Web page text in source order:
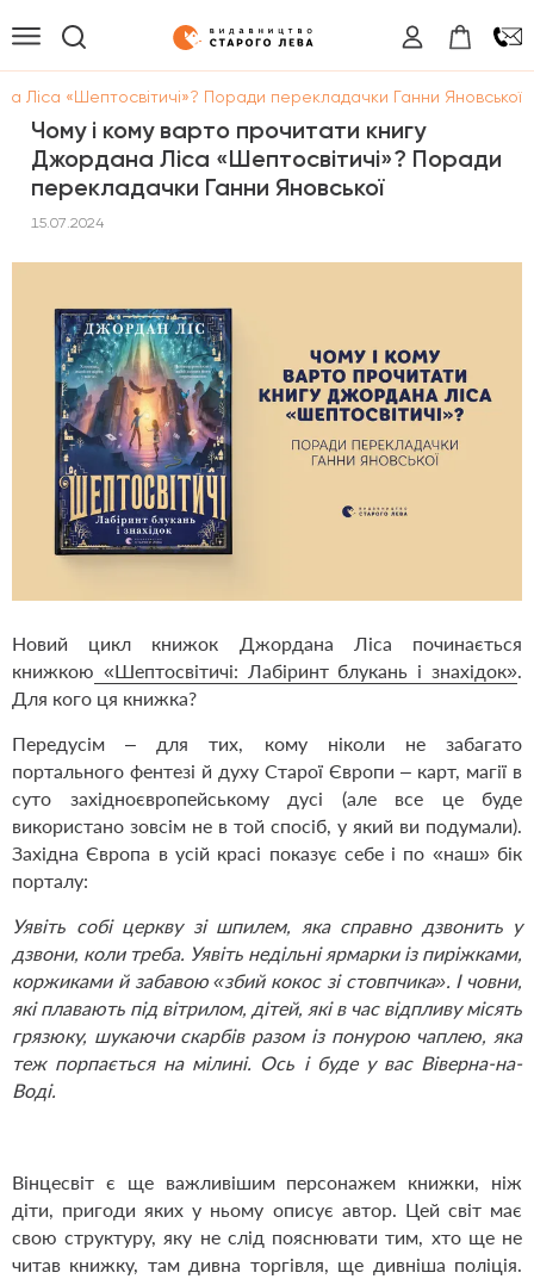
Ліса «Шептосвітичі»? Поради перекладачки Ганни Яновської
Чому і кому варто прочитати книгу
Джордана Ліса «Шептосвітичі»? Поради
перекладачки Ганни Яновської
15.07.2024
Новий цикл книжок Джордана Ліса починається
книжкою «Шептосвітичі: Лабіринт блукань і знахідок».
Для кого ця книжка?
Передусім – для тих, кому ніколи не забагато
портального фентезі й духу Старої Європи – карт, магії в
суто західноєвропейському дусі (але все це буде
використано зовсім не в той спосіб, у який ви подумали).
Західна Європа в усій красі показує себе і по «наш» бік
порталу:
Уявіть собі церкву зі шпилем, яка справно дзвонить у
дзвони, коли треба. Уявіть недільні ярмарки із пиріжками,
коржиками й забавою «збий кокос зі стовпчика». І човни,
які плавають під вітрилом, дітей, які в час відпливу місять
грязюку, шукаючи скарбів разом із понурою чаплею, яка
теж порпається на мілині. Ось і буде у вас Віверна-на-
Воді.
Вінцесвіт є ще важливішим персонажем книжки, ніж
діти, пригоди яких у ньому описує автор. Цей світ має
свою структуру, яку не слід пояснювати тим, хто ще не
читав книжку, там дивна торгівля, ще дивніша поліція.